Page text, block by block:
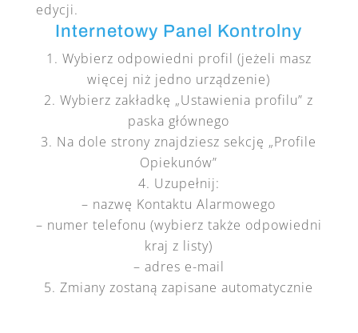
edycji.
Internetowy Panel Kontrolny
Wybierz odpowiedni profil (jeżeli masz
więcej niż jedno urządzenie)
Wybierz zakładkę „Ustawienia profilu” z
paska głównego
Na dole strony znajdziesz sekcję „Profile
Opiekunów”
Uzupełnij:
– nazwę Kontaktu Alarmowego
– numer telefonu (wybierz także odpowiedni
kraj z listy)
– adres e-mail
Zmiany zostaną zapisane automatycznie